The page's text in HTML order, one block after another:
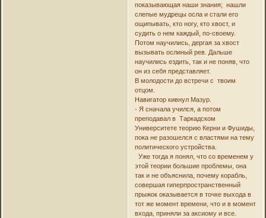
показывающая наши знания; нашли
слепые мудрецы осла и стали его
ощипывать, кто ногу, кто хвост, и
судить о нем каждый, по-своему.
Потом научились, дергая за хвост
вызывать ослиный рев. Дальше
научились ездить, так и не поняв, что
он из себя представляет.
В молодости до встречи с твоим
отцом.
Навигатор кивнул Мазур.
- Я сначала учился, а потом
преподавал в Таркадском
Университете теорию Керни и Фушиды,
пока не разошелся с властями на тему
политического устройства.
Уже тогда я понял, что со временем у
этой теории большие проблемы, она
так и не объяснила, почему корабль,
совершая гиперпространственный
прыжок оказывается в точке выхода в
тот же момент времени, что и в момент
входа, приняли за аксиому и все.